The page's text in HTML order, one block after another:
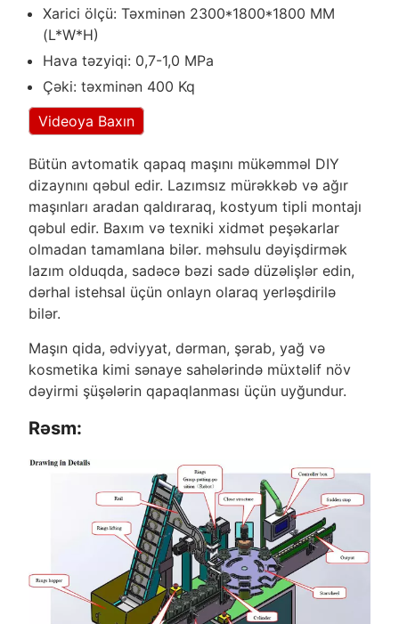
Xarici ölçü: Təxminən 2300*1800*1800 MM
(L*W*H)
Hava təzyiqi: 0,7-1,0 MPa
Çəki: təxminən 400 Kq
Videoya Baxın
Bütün avtomatik qapaq maşını mükəmməl DIY
dizaynını qəbul edir. Lazımsız mürəkkəb və ağır
maşınları aradan qaldıraraq, kostyum tipli montajı
qəbul edir. Baxım və texniki xidmət peşəkarlar
olmadan tamamlana bilər. məhsulu dəyişdirmək
lazım olduqda, sadəcə bəzi sadə düzəlişlər edin,
dərhal istehsal üçün onlayn olaraq yerləşdirilə
bilər.
Maşın qida, ədviyyat, dərman, şərab, yağ və
kosmetika kimi sənaye sahələrində müxtəlif növ
dəyirmi şüşələrin qapaqlanması üçün uyğundur.
Rəsm: